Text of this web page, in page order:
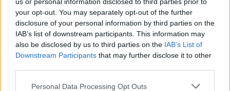
your opt-out. You may separately opt-out of the further
disclosure of your personal information by third parties on the
IAB’s list of downstream participants. This information may
also be disclosed by us to third parties on the IAB’s List of
Downstream Participants that may further disclose it to other
Personal Data Processing Opt Outs